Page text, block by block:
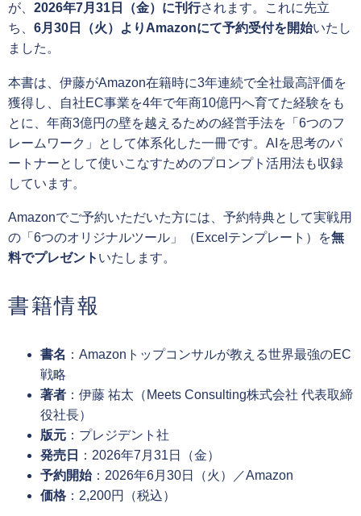
が、 2026年7月31日（金）に刊行されます。これに先立
ち、 6月30日（火）よりAmazonにて予約受付を開始いたし
ました。
本書は、伊藤がAmazon在籍時に3年連続で全社最高評価を
獲得し、自社EC事業を4年で年商10億円へ育てた経験をも
とに、年商3億円の壁を越えるための経営手法を「6つのフ
レームワーク」として体系化した一冊です。AIを思考のパ
ートナーとして使いこなすためのプロンプト活用法も収録
しています。
Amazonでご予約いただいた方には、予約特典として実戦用
の「6つのオリジナルツール」（Excelテンプレート）を無
料でプレゼント いたします。
書籍情報
書名 ：Amazonトップコンサルが教える世界最強のEC
戦略
著者 ：伊藤 祐太（Meets Consulting株式会社 代表取締
役社長）
版元 ：プレジデント社
発売日
：2026年7月31日（金）
予約開始：2026年6月30日（火）／Amazon
価格 ：2,200円（税込）